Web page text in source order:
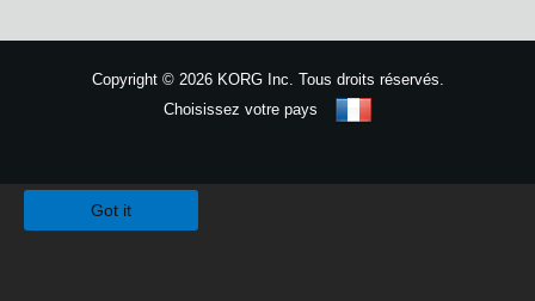
Copyright ©2026 KORG Inc. Tous droits réservés.
Choisissez votre pays
Got it